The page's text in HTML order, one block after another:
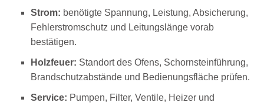
Strom: benötigte Spannung, Leistung, Absicherung,
Fehlerstromschutz und Leitungslänge vorab
bestätigen.
Holzfeuer: Standort des Ofens, Schornsteinführung,
Brandschutzabstände und Bedienungsfläche prüfen.
Service: Pumpen, Filter, Ventile, Heizer und